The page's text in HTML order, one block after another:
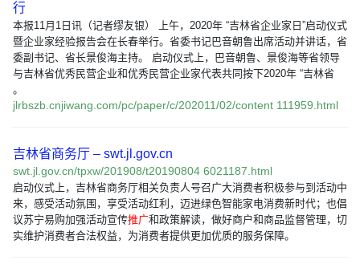
行
本报11月1日讯（记者缪友银） 上午，2020年 “吉林省企业家日”启动仪式
暨企业家经验报告会在长春举行。省委书记巴音朝鲁出席活动并讲话，省
委副书记、省长景俊海主持。 启动仪式上，巴音朝鲁、景俊海等省领导
与吉林省优秀民营企业和优秀民营企业家代表共同按下2020年 “吉林省
。
jlrbszb.cnjiwang.com/pc/paper/c/202011/02/content 111959.html
吉林省商务厅 – swt.jl.gov.cn
swt.jl.gov.cn/tpxw/201908/t20190804 6021187.html
启动仪式上，吉林省商务厅相关负责人号召广大消费者积极参与到活动中
来，感受活动氛围，享受活动红利，迈进绿色智能家电消费新时代；也倡
议苏宁易购加强活动宣传推广和政策解读，做好商户和商品监督管理，切
实维护消费者合法权益，为消费者提供更加优质的服务保障。